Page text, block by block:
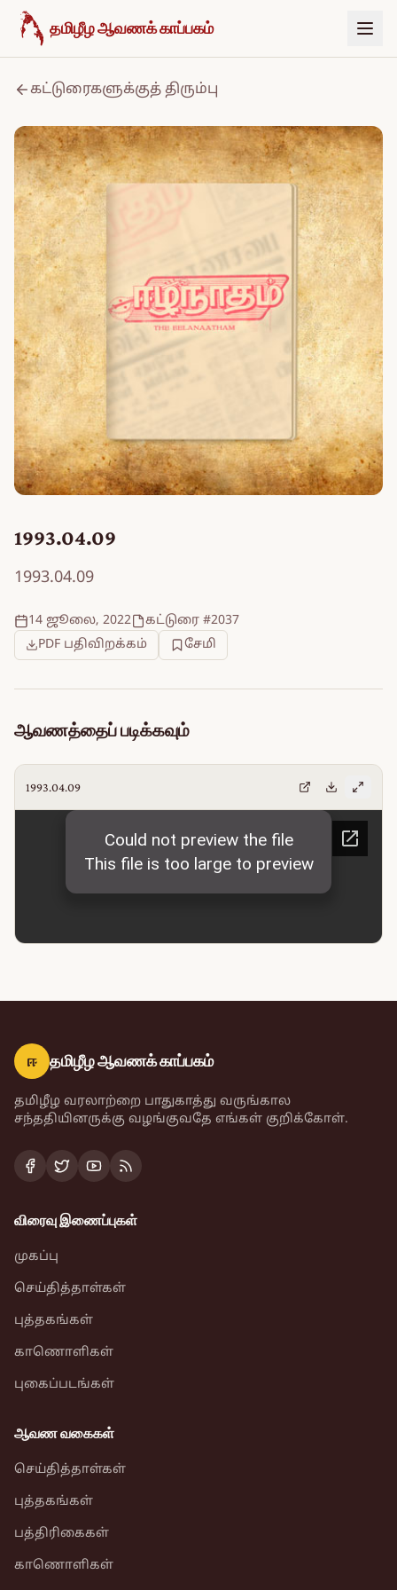
உள்ளடக்கத்திற்குச் செல்க
தமிழீழ ஆவணக் காப்பகம்
கட்டுரைகளுக்குத் திரும்பு
1993.04.09
1993.04.09
14 ஜூலை, 2022
கட்டுரை #2037
PDF பதிவிறக்கம்
சேமி
ஆவணத்தைப் படிக்கவும்
1993.04.09
ஈ தமிழீழ ஆவணக் காப்பகம்
தமிழீழ வரலாற்றை பாதுகாத்து வருங்கால
சந்ததியினருக்கு வழங்குவதே எங்கள் குறிக்கோள்.
விரைவு இணைப்புகள்
முகப்பு
செய்தித்தாள்கள்
புத்தகங்கள்
காணொளிகள்
புகைப்படங்கள்
ஆவண வகைகள்
செய்தித்தாள்கள்
புத்தகங்கள்
பத்திரிகைகள்
காணொளிகள்